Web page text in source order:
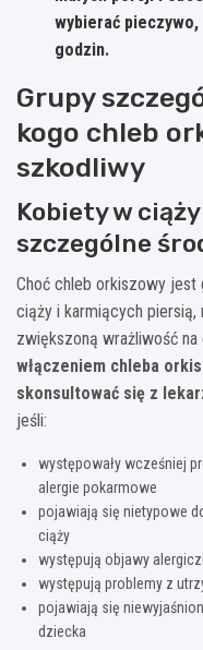
wybierać
godzin.
Grupy
kogo chleb
szkodliwy
Kobiety w
szczególne
Choć chleb orkiszowy
ciąży i karmiących
zwiększoną wrażliwość
włączeniem chleba
skonsultować się z
jeśli:
występowały wcześniej
alergie pokarmowe
pojawiają się nietypowe
ciąży
występują objawy
występują problemy z
pojawiają się
dziecka